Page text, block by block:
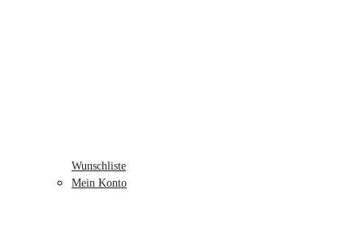
Wunschliste
Mein Konto